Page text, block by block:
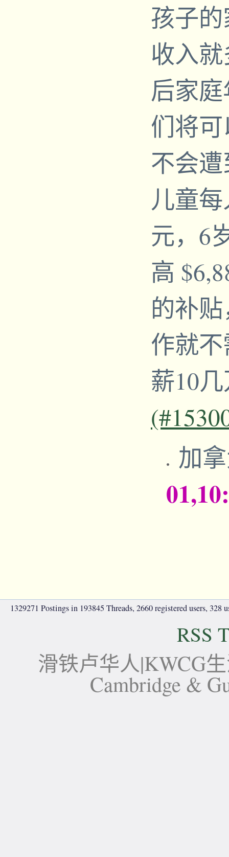
孩子
收入
后家
们将
不会
儿童
元，6
高
的补
作就
薪10
加
1329271 Postings in 193845 Threads, 2660 registered users, 328
RSS
滑铁卢华人|KWCG
Cambridge &